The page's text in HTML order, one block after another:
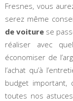
Fresnes, vous
serez même
de voiture se
réaliser avec
économiser de
l’achat qu’à
budget important,
toutes nos